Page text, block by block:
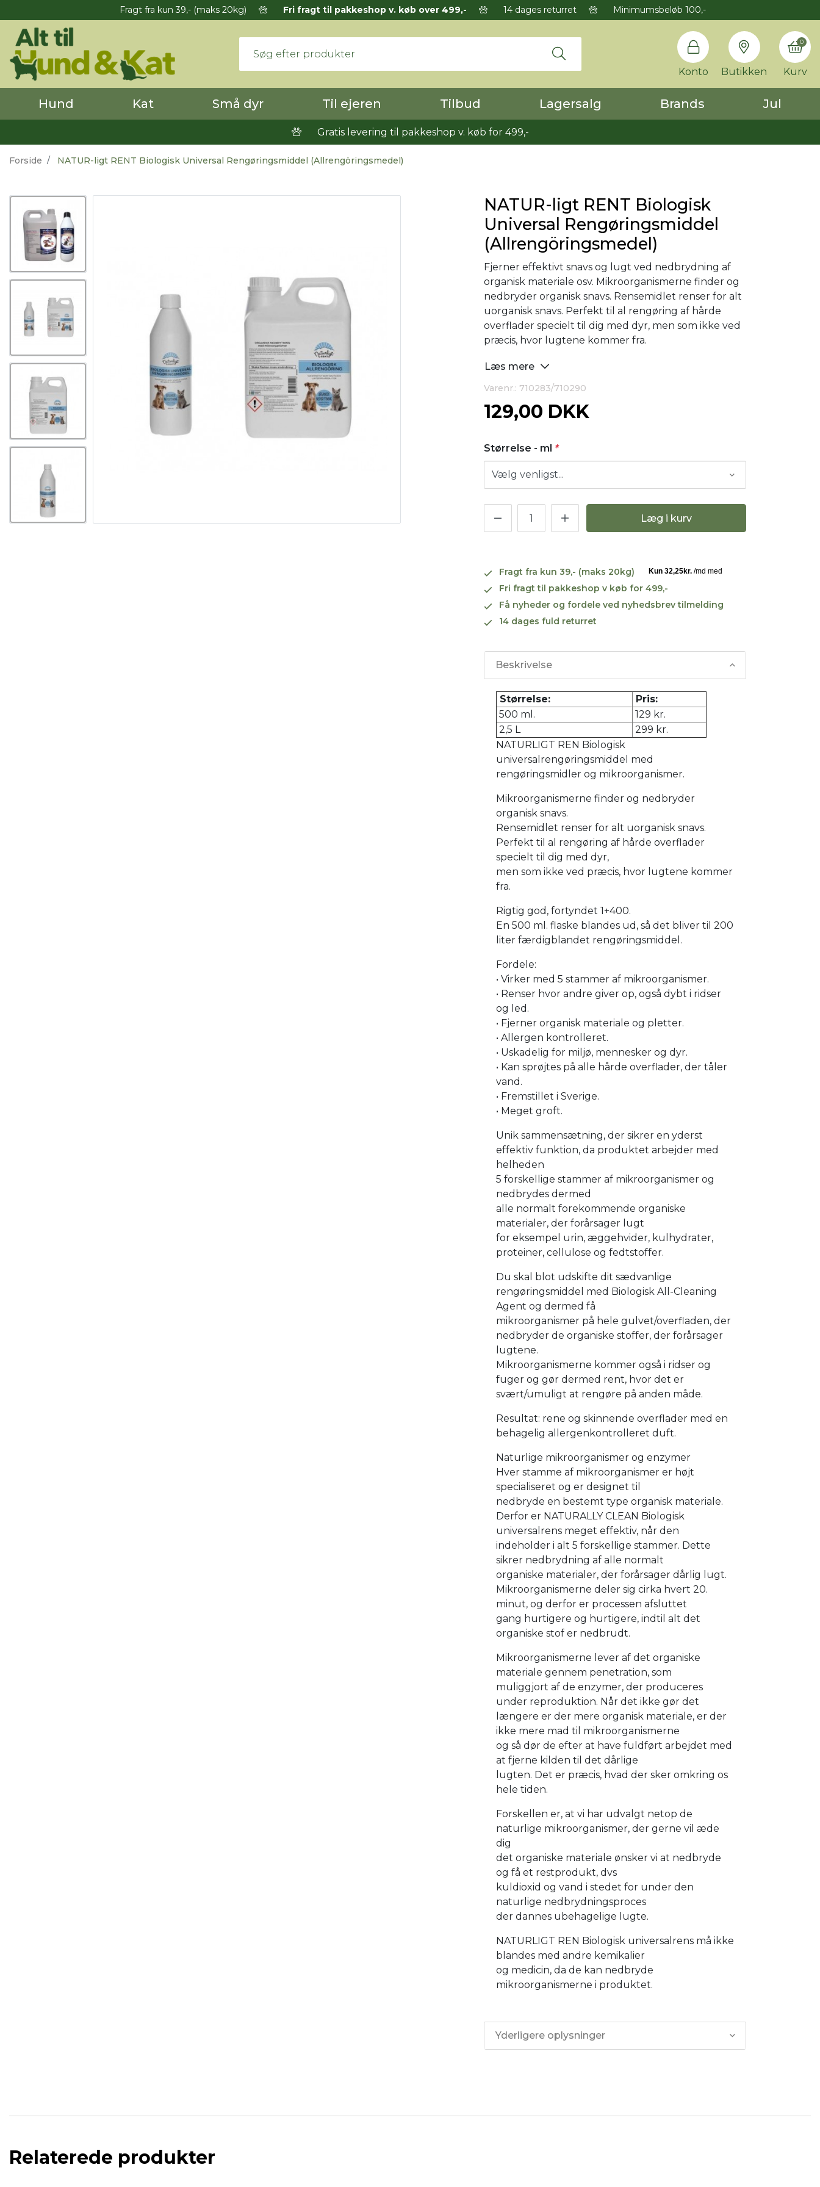
Fragt fra kun 39,- (maks 20kg) Fri fragt til pakkeshop v. køb over 499,- 14 dages returret Minimumsbeløb 100,-
Konto Butikken Kurv
0
Hund Kat Små dyr Til ejeren Tilbud Lagersalg Brands Jul
Gratis levering til pakkeshop v. køb for 499,-
Forside NATUR-ligt RENT Biologisk Universal Rengøringsmiddel (Allrengöringsmedel)
NATUR-ligt RENT Biologisk
Universal Rengøringsmiddel
(Allrengöringsmedel)
Fjerner effektivt snavs og lugt ved nedbrydning af
organisk materiale osv. Mikroorganismerne finder og
nedbryder organisk snavs. Rensemidlet renser for alt
uorganisk snavs. Perfekt til al rengøring af hårde
overflader specielt til dig med dyr, men som ikke ved
præcis, hvor lugtene kommer fra.
Læs mere
Varenr.: 710283/710290
129,00 DKK
Størrelse - ml *
Læg i kurv
Fragt fra kun 39,- (maks 20kg)
Fri fragt til pakkeshop v køb for 499,-
Få nyheder og fordele ved nyhedsbrev tilmelding
14 dages fuld returret
Beskrivelse
Størrelse:
Pris:
500 ml.
129 kr.
2,5 L
299 kr.
NATURLIGT REN Biologisk
universalrengøringsmiddel med
rengøringsmidler og mikroorganismer.
Mikroorganismerne finder og nedbryder
organisk snavs.
Rensemidlet renser for alt uorganisk snavs.
Perfekt til al rengøring af hårde overflader
specielt til dig med dyr,
men som ikke ved præcis, hvor lugtene kommer
fra.
Rigtig god, fortyndet 1+400.
En 500 ml. flaske blandes ud, så det bliver til 200
liter færdigblandet rengøringsmiddel.
Fordele:
• Virker med 5 stammer af mikroorganismer.
• Renser hvor andre giver op, også dybt i ridser
og led.
• Fjerner organisk materiale og pletter.
• Allergen kontrolleret.
• Uskadelig for miljø, mennesker og dyr.
• Kan sprøjtes på alle hårde overflader, der tåler
vand.
• Fremstillet i Sverige.
• Meget groft.
Unik sammensætning, der sikrer en yderst
effektiv funktion, da produktet arbejder med
helheden
5 forskellige stammer af mikroorganismer og
nedbrydes dermed
alle normalt forekommende organiske
materialer, der forårsager lugt
for eksempel urin, æggehvider, kulhydrater,
proteiner, cellulose og fedtstoffer.
Du skal blot udskifte dit sædvanlige
rengøringsmiddel med Biologisk All-Cleaning
Agent og dermed få
mikroorganismer på hele gulvet/overfladen, der
nedbryder de organiske stoffer, der forårsager
lugtene.
Mikroorganismerne kommer også i ridser og
fuger og gør dermed rent, hvor det er
svært/umuligt at rengøre på anden måde.
Resultat: rene og skinnende overflader med en
behagelig allergenkontrolleret duft.
Naturlige mikroorganismer og enzymer
Hver stamme af mikroorganismer er højt
specialiseret og er designet til
nedbryde en bestemt type organisk materiale.
Derfor er NATURALLY CLEAN Biologisk
universalrens meget effektiv, når den
indeholder i alt 5 forskellige stammer. Dette
sikrer nedbrydning af alle normalt
organiske materialer, der forårsager dårlig lugt.
Mikroorganismerne deler sig cirka hvert 20.
minut, og derfor er processen afsluttet
gang hurtigere og hurtigere, indtil alt det
organiske stof er nedbrudt.
Mikroorganismerne lever af det organiske
materiale gennem penetration, som
muliggjort af de enzymer, der produceres
under reproduktion. Når det ikke gør det
længere er der mere organisk materiale, er der
ikke mere mad til mikroorganismerne
og så dør de efter at have fuldført arbejdet med
at fjerne kilden til det dårlige
lugten. Det er præcis, hvad der sker omkring os
hele tiden.
Forskellen er, at vi har udvalgt netop de
naturlige mikroorganismer, der gerne vil æde
dig
det organiske materiale ønsker vi at nedbryde
og få et restprodukt, dvs
kuldioxid og vand i stedet for under den
naturlige nedbrydningsproces
der dannes ubehagelige lugte.
NATURLIGT REN Biologisk universalrens må ikke
blandes med andre kemikalier
og medicin, da de kan nedbryde
mikroorganismerne i produktet.
Yderligere oplysninger
Relaterede produkter